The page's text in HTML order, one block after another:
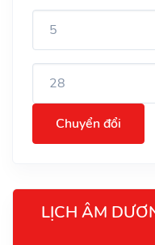
Chuyển đổi
LỊCH ÂM